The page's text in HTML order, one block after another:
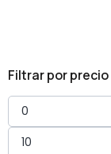
Filtrar por precio